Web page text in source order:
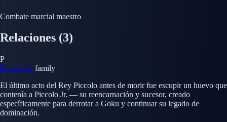
Combate marcial maestro
Relaciones (3)
P
Piccolo Jr. family
El último acto del Rey Piccolo antes de morir fue escupir un huevo que
contenía a Piccolo Jr. — su reencarnación y sucesor, creado
específicamente para derrotar a Goku y continuar su legado de
dominación.